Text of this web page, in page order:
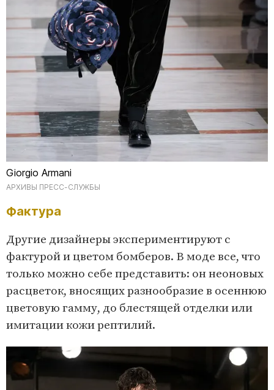
Giorgio Armani
АРХИВЫ ПРЕСС-СЛУЖБЫ
Фактура
Другие дизайнеры экспериментируют с
фактурой и цветом бомберов. В моде все, что
только можно себе представить: он неоновых
расцветок, вносящих разнообразие в осеннюю
цветовую гамму, до блестящей отделки или
имитации кожи рептилий.